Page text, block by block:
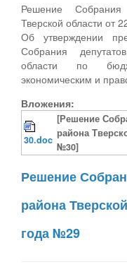
Решение Собрания
Тверской области от
Об утверждении
Собрания
области по
экономическим и
Вложения:
30.doc
[Решение
района
№30]
Решение
района
года №29